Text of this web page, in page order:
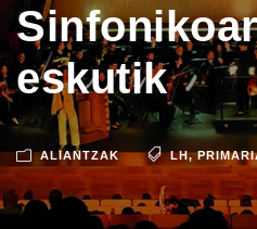
eskutik
ALIANTZAK LH,